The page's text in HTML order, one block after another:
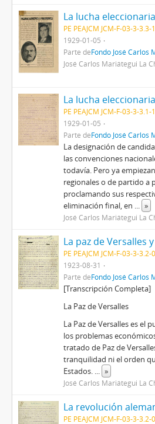
PE PEAJCM JCM-F-03-3-
1929-01-05
Parte deFondo José Carlos
José Carlos Mariátegui La
PE PEAJCM JCM-F-03-3-
1929-01-05
Parte deFondo José Carlos
La designación de
las convenciones
todavía. Pero ya
regionales o de partido a
proclamando sus
eliminación final, en ... »
José Carlos Mariátegui La
PE PEAJCM JCM-F-03-3-3.2-
1923-08-31
Parte deFondo José Carlos
[Transcripción Completa]
La Paz de Versalles
La Paz de Versalles es el
los problemas
tratado de Paz de
tranquilidad ni el orden
Estados. ... »
José Carlos Mariátegui La
La revolución
PE PEAJCM JCM-F-03-3-3.2-